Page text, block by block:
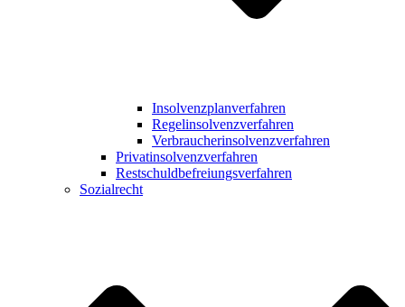
Insolvenzplanverfahren
Regelinsolvenzverfahren
Verbraucherinsolvenzverfahren
Privatinsolvenzverfahren
Restschuldbefreiungsverfahren
Sozialrecht